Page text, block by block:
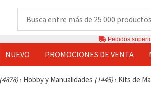
Pedidos
NUEVO PROMOCIONES DE VENTA
(4878)› Hobby y Manualidades (1445)› Kits de